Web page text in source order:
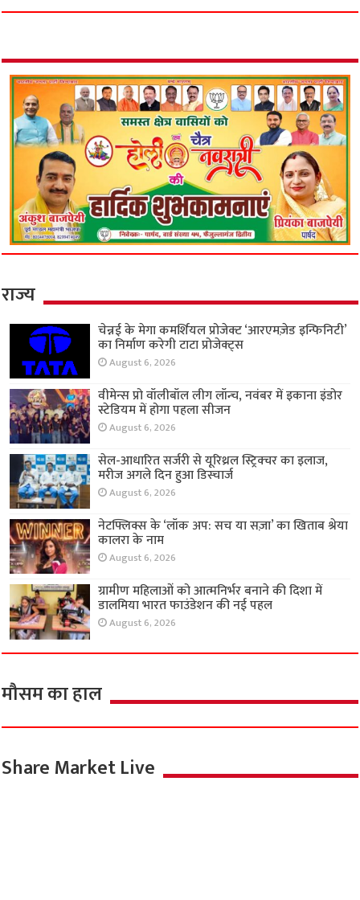
राज्य
चेन्नई के मेगा कमर्शियल प्रोजेक्ट ‘आरएमज़ेड इन्फिनिटी’
का निर्माण करेगी टाटा प्रोजेक्ट्स
August 6, 2026
वीमेन्स प्रो वॉलीबॉल लीग लॉन्च, नवंबर में इकाना इंडोर
स्टेडियम में होगा पहला सीजन
August 6, 2026
सेल-आधारित सर्जरी से यूरिथ्रल स्ट्रिक्चर का इलाज,
मरीज अगले दिन हुआ डिस्चार्ज
August 6, 2026
नेटफ्लिक्स के ‘लॉक अप: सच या सज़ा’ का खिताब श्रेया
कालरा के नाम
August 6, 2026
ग्रामीण महिलाओं को आत्मनिर्भर बनाने की दिशा में
डालमिया भारत फाउंडेशन की नई पहल
August 6, 2026
मौसम का हाल
Share Market Live